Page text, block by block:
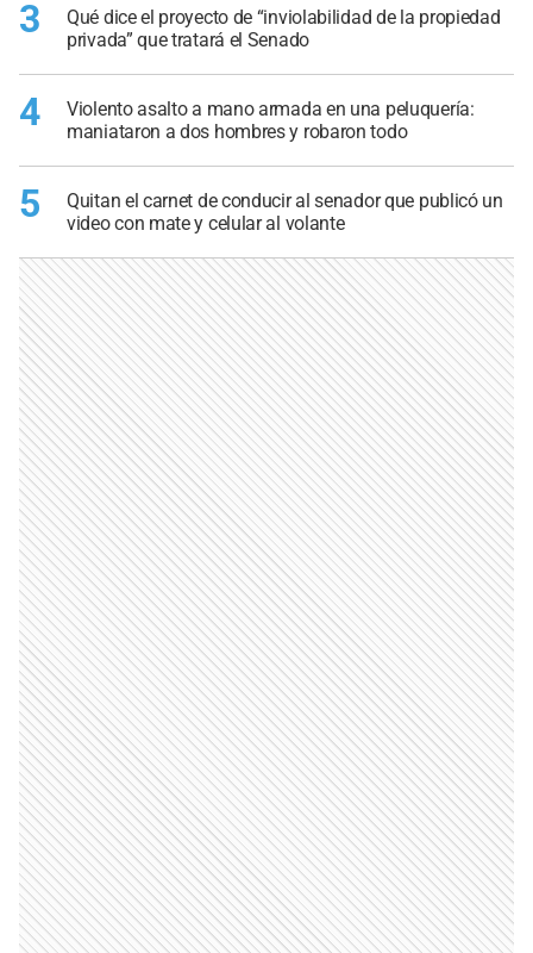
3
Qué dice el proyecto de “inviolabilidad de la propiedad
privada” que tratará el Senado
4
Violento asalto a mano armada en una peluquería:
maniataron a dos hombres y robaron todo
5
Quitan el carnet de conducir al senador que publicó un
video con mate y celular al volante